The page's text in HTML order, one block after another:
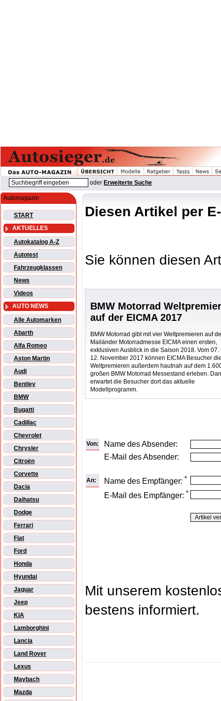
oder Erweiterte Suche
Automagazin
START
AKTUELLES
Autokatalog A-Z
Autotest
Fahrzeugklassen
News
Videos
AUTO NEWS
Alle Automarken
Abarth
Alfa Romeo
Aston Martin
Audi
Bentley
BMW
Bugatti
Cadillac
Chevrolet
Chrysler
Citroën
Corvette
Dacia
Daihatsu
Dodge
Ferrari
Fiat
Ford
Honda
Hyundai
Jaguar
Jeep
KIA
Lamborghini
Lancia
Land Rover
Lexus
Maybach
Mazda
Diesen Artikel per
Sie können diesen
BMW Motorrad
auf der EICMA 2017
BMW Motorrad gibt mit vier Weltpremieren auf
Mailänder Motorradmesse EICMA einen ersten,
exklusiven Ausblick in die Saison 2018. Vom 07.
12. November 2017 können EICMA Besucher
Weltpremieren außerdem hautnah auf dem
großen BMW Motorrad Messestand erleben.
erwartet die Besucher dort das aktuelle
Modellprogramm.
Von:
Name des Absender:
E-Mail des Absender:
An: Name des Empfänger: *
E-Mail des Empfänger: *
Mit unserem
bestens informiert.